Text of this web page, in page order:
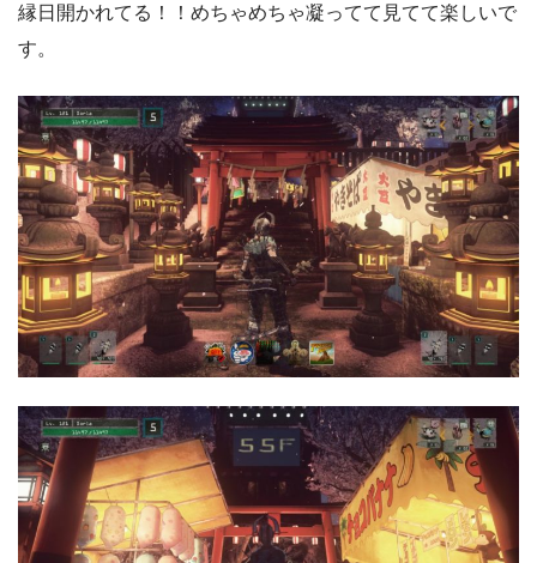
縁日開かれてる！！めちゃめちゃ凝ってて見てて楽しいで
す。